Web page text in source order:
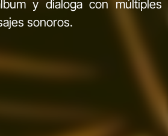
y dialoga con múltiples
sonoros.